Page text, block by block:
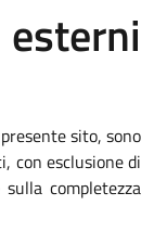
sito, sono
con esclusione di
completezza